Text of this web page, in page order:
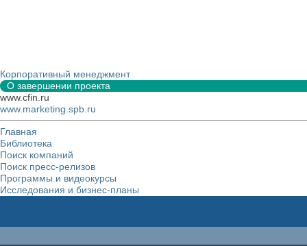
Корпоративный менеджмент
О завершении проекта
www.cfin.ru
www.marketing.spb.ru
Главная
Библиотека
Поиск компаний
Поиск пресс-релизов
Программы и видеокурсы
Исследования и бизнес-планы